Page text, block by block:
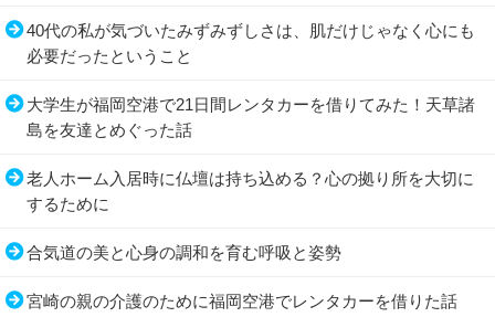
40代の私が気づいたみずみずしさは、肌だけじゃなく心にも
必要だったということ
大学生が福岡空港で21日間レンタカーを借りてみた！天草諸
島を友達とめぐった話
老人ホーム入居時に仏壇は持ち込める？心の拠り所を大切に
するために
合気道の美と心身の調和を育む呼吸と姿勢
宮崎の親の介護のために福岡空港でレンタカーを借りた話